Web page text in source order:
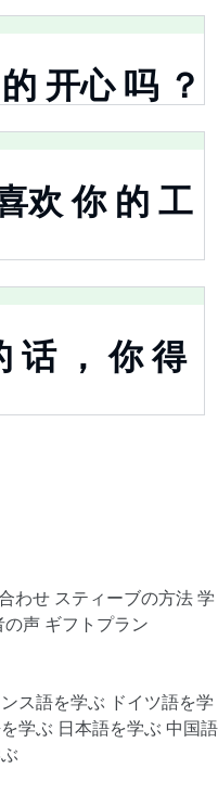
开心 吗 ？
欢 你 的 工
话 ， 你 得
わせ スティーブの方法学
の声 ギフトプラン
ス語を学ぶ ドイツ語を学
学ぶ 日本語を学ぶ 中国語